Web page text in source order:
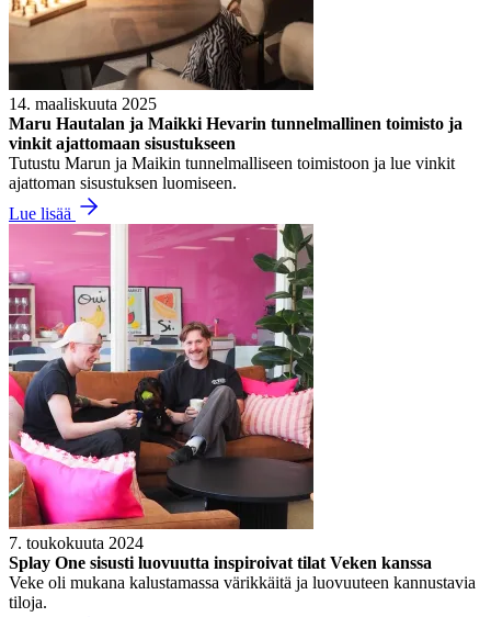
14. maaliskuuta 2025
Maru Hautalan ja Maikki Hevarin tunnelmallinen toimisto ja
vinkit ajattomaan sisustukseen
Tutustu Marun ja Maikin tunnelmalliseen toimistoon ja lue vinkit
ajattoman sisustuksen luomiseen.
Lue lisää
7. toukokuuta 2024
Splay One sisusti luovuutta inspiroivat tilat Veken kanssa
Veke oli mukana kalustamassa värikkäitä ja luovuuteen kannustavia
tiloja.